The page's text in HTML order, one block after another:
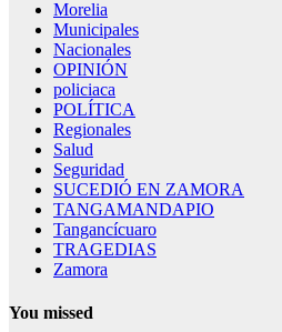
Morelia
Municipales
Nacionales
OPINIÓN
policiaca
POLÍTICA
Regionales
Salud
Seguridad
SUCEDIÓ EN ZAMORA
TANGAMANDAPIO
Tangancícuaro
TRAGEDIAS
Zamora
You missed